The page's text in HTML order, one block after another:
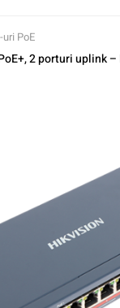
PoE
2 porturi uplink –